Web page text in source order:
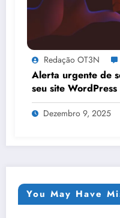
Redação OT3N
Alerta urgente de
seu site
Dezembro 9, 2025
You May Have